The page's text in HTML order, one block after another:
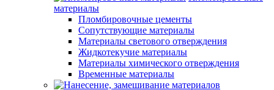
материалы
Пломбировочные цементы
Сопутствующие материалы
Материалы светового отверждения
Жидкотекучие материалы
Материалы химического отверждения
Временные материалы